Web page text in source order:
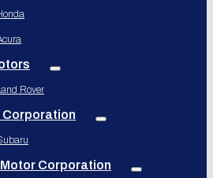
Rover
Corporation
Corporation